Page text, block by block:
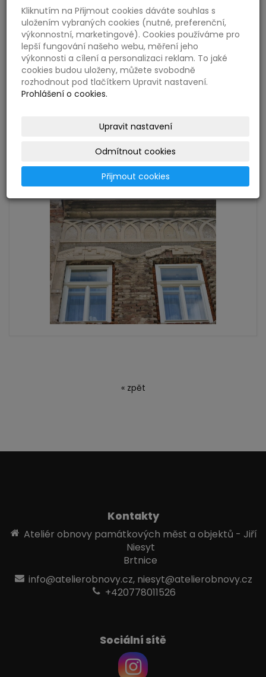
« zpět
Kontakty
Ateliér obnovy památkových měst a objektů - Jiří
Niesyt
Brtnice
info@atelierobnovy.cz, niesyt@atelierobnovy.cz
+420778011526
Sociální sítě
Kliknutím na Přijmout cookies dáváte souhlas s
uložením vybraných cookies (nutné, preferenční,
výkonnostní, marketingové). Cookies používáme pro
lepší fungování našeho webu, měření jeho
výkonnosti a cílení a personalizaci reklam. To jaké
cookies budou uloženy, můžete svobodně
rozhodnout pod tlačítkem Upravit nastavení.
Prohlášení o cookies.
Upravit nastavení
Odmítnout cookies
Přijmout cookies